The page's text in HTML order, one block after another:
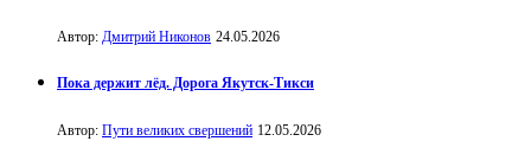
Автор: Дмитрий Никонов 24.05.2026
Пока держит лёд. Дорога Якутск-Тикси
Автор: Пути великих свершений 12.05.2026